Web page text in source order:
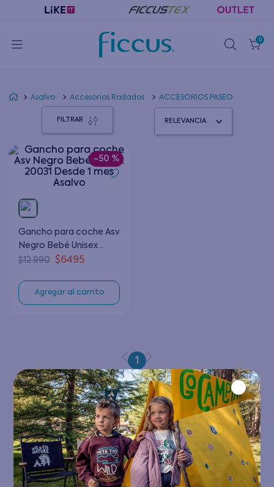
0
Asalvo Accesorios Rodados ACCESORIOS PASEO
FILTRAR RELEVANCIA
-50 %
Gancho para coche Asv
Negro Bebé Unisex
20031 Desde 1 mes
$12.990 $6495
Agregar al carrito
1
Has visto todos los1productos
1PRODUCTO
Has visto todos los1productos